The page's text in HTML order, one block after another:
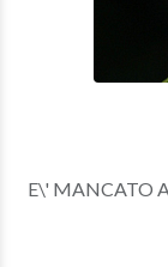
E\' MANCATO